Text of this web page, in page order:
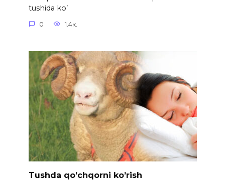
tushida ko’
0 1.4к.
Tushda qo’chqorni ko’rish